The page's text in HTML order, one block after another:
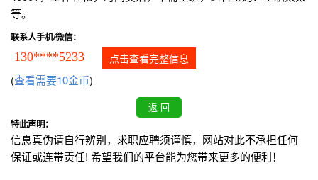
等。
联系人手机/微信：
130****5233 点击查看完整信息
(查看需要10金币)
特此声明：
信息真伪请自行辨别，求职应聘须谨慎，网站对此不承担任何
保证或连带责任! 希望我们的平台能为您带来更多的便利！